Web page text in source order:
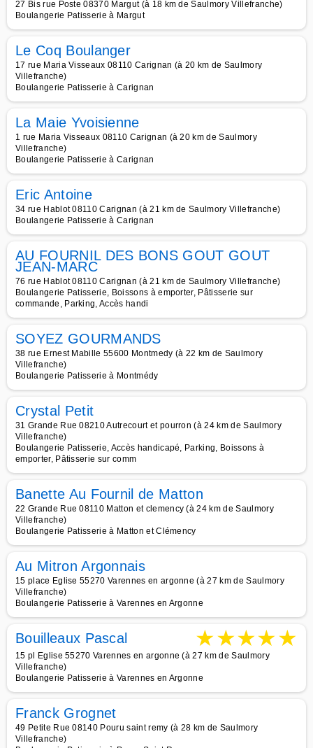
27 Bis rue Poste 08370 Margut (à 18 km de Saulmory Villefranche)
Boulangerie Patisserie à Margut
Le Coq Boulanger
17 rue Maria Visseaux 08110 Carignan (à 20 km de Saulmory
Villefranche)
Boulangerie Patisserie à Carignan
La Maie Yvoisienne
1 rue Maria Visseaux 08110 Carignan (à 20 km de Saulmory
Villefranche)
Boulangerie Patisserie à Carignan
Eric Antoine
34 rue Hablot 08110 Carignan (à 21 km de Saulmory Villefranche)
Boulangerie Patisserie à Carignan
AU FOURNIL DES BONS GOUT GOUT
JEAN-MARC
76 rue Hablot 08110 Carignan (à 21 km de Saulmory Villefranche)
Boulangerie Patisserie, Boissons à emporter, Pâtisserie sur
commande, Parking, Accès handi
SOYEZ GOURMANDS
38 rue Ernest Mabille 55600 Montmedy (à 22 km de Saulmory
Villefranche)
Boulangerie Patisserie à Montmédy
Crystal Petit
31 Grande Rue 08210 Autrecourt et pourron (à 24 km de Saulmory
Villefranche)
Boulangerie Patisserie, Accès handicapé, Parking, Boissons à
emporter, Pâtisserie sur comm
Banette Au Fournil de Matton
22 Grande Rue 08110 Matton et clemency (à 24 km de Saulmory
Villefranche)
Boulangerie Patisserie à Matton et Clémency
Au Mitron Argonnais
15 place Eglise 55270 Varennes en argonne (à 27 km de Saulmory
Villefranche)
Boulangerie Patisserie à Varennes en Argonne
Bouilleaux Pascal ★★★★★
15 pl Eglise 55270 Varennes en argonne (à 27 km de Saulmory
Villefranche)
Boulangerie Patisserie à Varennes en Argonne
Franck Grognet
49 Petite Rue 08140 Pouru saint remy (à 28 km de Saulmory
Villefranche)